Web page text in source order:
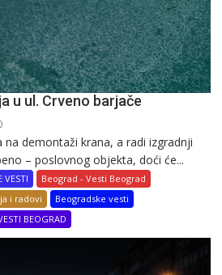
u ul. Crveno barjače
demontaži krana, a radi izgradnji
– poslovnog objekta, doći će...
VESTI
Beograd - Vesti Beograd
i radovi
Beogradske vesti
BEOGRAD